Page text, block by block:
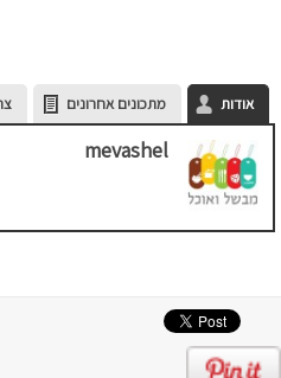
אודות מתכונים אחרונים
mevashel